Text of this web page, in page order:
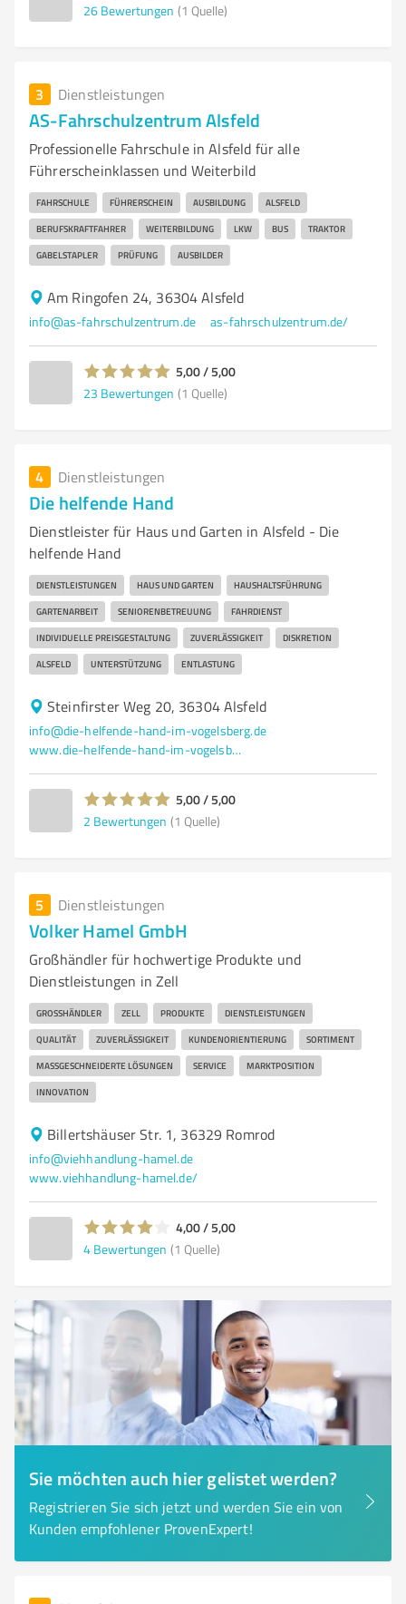
26 Bewertungen (1 Quelle)
3 Dienstleistungen
AS-Fahrschulzentrum Alsfeld
Professionelle Fahrschule in Alsfeld für alle
Führerscheinklassen und Weiterbild
FAHRSCHULE FÜHRERSCHEIN AUSBILDUNG ALSFELD
BERUFSKRAFTFAHRER WEITERBILDUNG LKW BUS TRAKTOR
GABELSTAPLER PRÜFUNG AUSBILDER
Am Ringofen 24, 36304 Alsfeld
info@as-fahrschulzentrum.de as-fahrschulzentrum.de/
5,00 / 5,00
23 Bewertungen (1 Quelle)
4 Dienstleistungen
Die helfende Hand
Dienstleister für Haus und Garten in Alsfeld - Die
helfende Hand
DIENSTLEISTUNGEN HAUS UND GARTEN HAUSHALTSFÜHRUNG
GARTENARBEIT SENIORENBETREUUNG FAHRDIENST
INDIVIDUELLE PREISGESTALTUNG ZUVERLÄSSIGKEIT DISKRETION
ALSFELD UNTERSTÜTZUNG ENTLASTUNG
Steinfirster Weg 20, 36304 Alsfeld
info@die-helfende-hand-im-vogelsberg.de
www.die-helfende-hand-im-vogelsberg.de/
5,00 / 5,00
2 Bewertungen (1 Quelle)
5 Dienstleistungen
Volker Hamel GmbH
Großhändler für hochwertige Produkte und
Dienstleistungen in Zell
GROSSHÄNDLER ZELL PRODUKTE DIENSTLEISTUNGEN
QUALITÄT ZUVERLÄSSIGKEIT KUNDENORIENTIERUNG SORTIMENT
MASSGESCHNEIDERTE LÖSUNGEN SERVICE MARKTPOSITION
INNOVATION
Billertshäuser Str. 1, 36329 Romrod
info@viehhandlung-hamel.de
www.viehhandlung-hamel.de/
4,00 / 5,00
4 Bewertungen (1 Quelle)
Sie möchten auch hier gelistet werden?
Registrieren Sie sich jetzt und werden Sie ein von
Kunden empfohlener ProvenExpert!